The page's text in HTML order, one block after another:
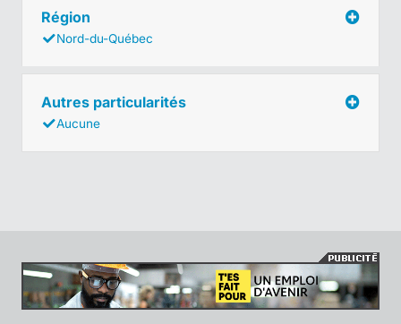
Région
Nord-du-Québec
Autres particularités
Aucune